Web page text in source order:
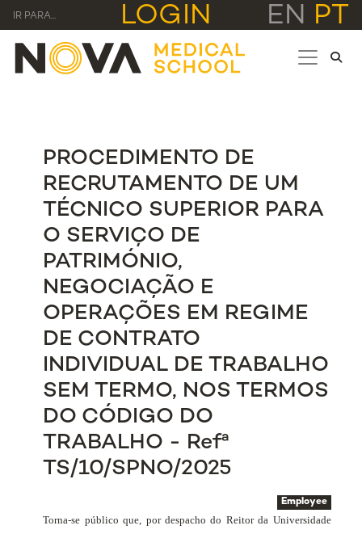
IR PARA... LOGIN EN PT
PROCEDIMENTO DE
RECRUTAMENTO DE UM
TÉCNICO SUPERIOR PARA
O SERVIÇO DE
PATRIMÓNIO,
NEGOCIAÇÃO E
OPERAÇÕES EM REGIME
DE CONTRATO
INDIVIDUAL DE TRABALHO
SEM TERMO, NOS TERMOS
DO CÓDIGO DO
TRABALHO - Refª
TS/10/SPNO/2025
Employee
Torna-se público que, por despacho do Reitor da Universidade